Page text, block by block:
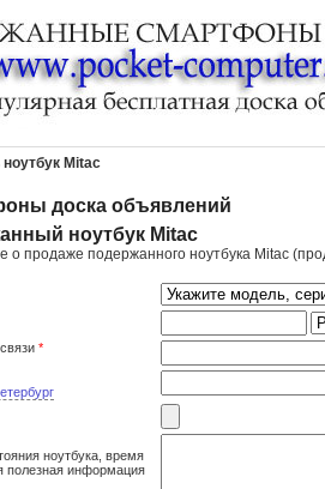
Mitac
доска объявлений
ноутбук Mitac
о продаже подержанного ноутбука Mitac
*
ноутбука, время
полезная информация